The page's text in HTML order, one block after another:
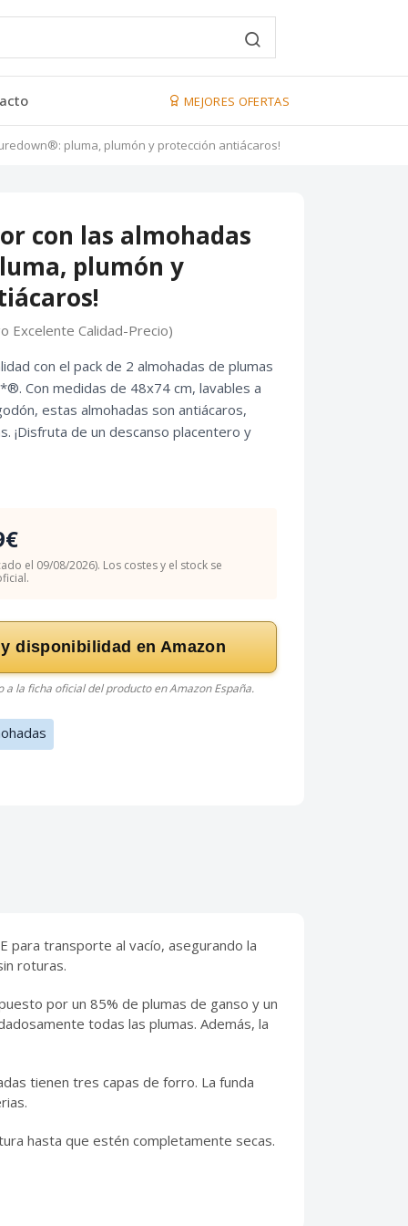
MEJORES OFERTAS
pluma, plumón y protección antiácaros!
con las almohadas
plumón y
Excelente Calidad-Precio)
con el pack de 2 almohadas de plumas
Con medidas de 48x74 cm, lavables a
estas almohadas son antiácaros,
¡Disfruta de un descanso placentero y
el 09/08/2026). Los costes y el stock se
disponibilidad en Amazon
la ficha oficial del producto en Amazon España.
para transporte al vacío, asegurando la
roturas.
por un 85% de plumas de ganso y un
todas las plumas. Además, la
tienen tres capas de forro. La funda
hasta que estén completamente secas.